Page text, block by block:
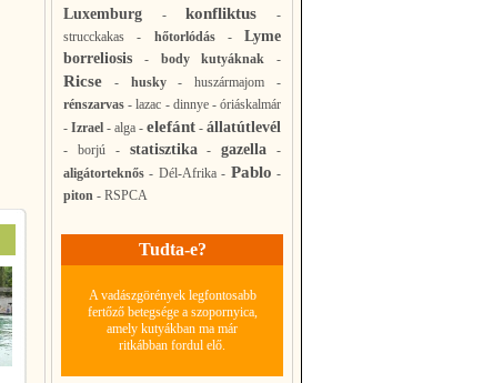
Luxemburg -konfliktus -
strucckakas - hőtorlódás- Lyme
borreliosis - body kutyáknak -
Ricse - husky-huszármajom -
rénszarvas -lazac - dinnye-óriáskalmár
- Izrael - alga - elefánt - állatútlevél
- borjú- statisztika-gazella -
aligátorteknős - Dél-Afrika- Pablo -
piton - RSPCA
Tudta-e?
A vadászgörények legfontosabb
fertőző betegsége a szopornyica,
amely kutyákban ma már
ritkábban fordul elő.